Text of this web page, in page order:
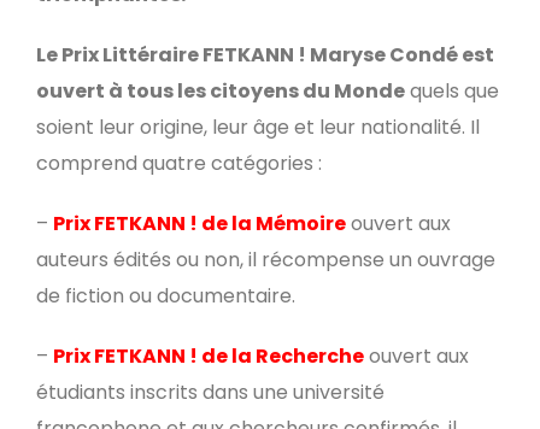
Le Prix Littéraire FETKANN ! Maryse Condé est
ouvert à tous les citoyens du Mondequels que
soient leur origine, leur âge et leur nationalité. Il
comprend quatre catégories :
– Prix FETKANN ! de la Mémoireouvert aux
auteurs édités ou non, il récompense un ouvrage
de fiction ou documentaire.
– Prix FETKANN ! de la Rechercheouvert aux
étudiants inscrits dans une université